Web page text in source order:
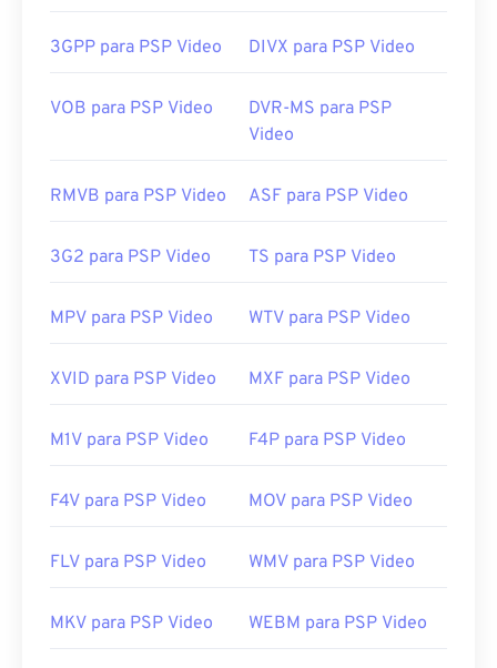
Lançamento inicial:1992
https://en.wikipedia.org/wiki/Audio_Video_Interleave
3GPP para PSP Video DIVX para PSP Video
VOB para PSP Video
DVR-MS para PSP
Video
RMVB para PSP Video ASF para PSP Video
3G2 para PSP Video TS para PSP Video
MPV para PSP Video WTV para PSP Video
XVID para PSP Video MXF para PSP Video
M1V para PSP Video F4P para PSP Video
F4V para PSP Video MOV para PSP Video
FLV para PSP Video WMV para PSP Video
MKV para PSP Video WEBM para PSP Video